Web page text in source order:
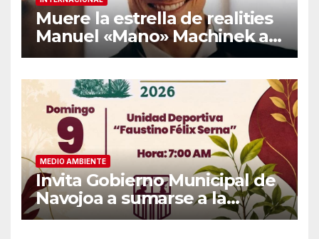
Muere la estrella de realities
Manuel «Mano» Machinek a
los 37 años
MEDIO AMBIENTE
Invita Gobierno Municipal de
Navojoa a sumarse a la
Jornada Nacional de